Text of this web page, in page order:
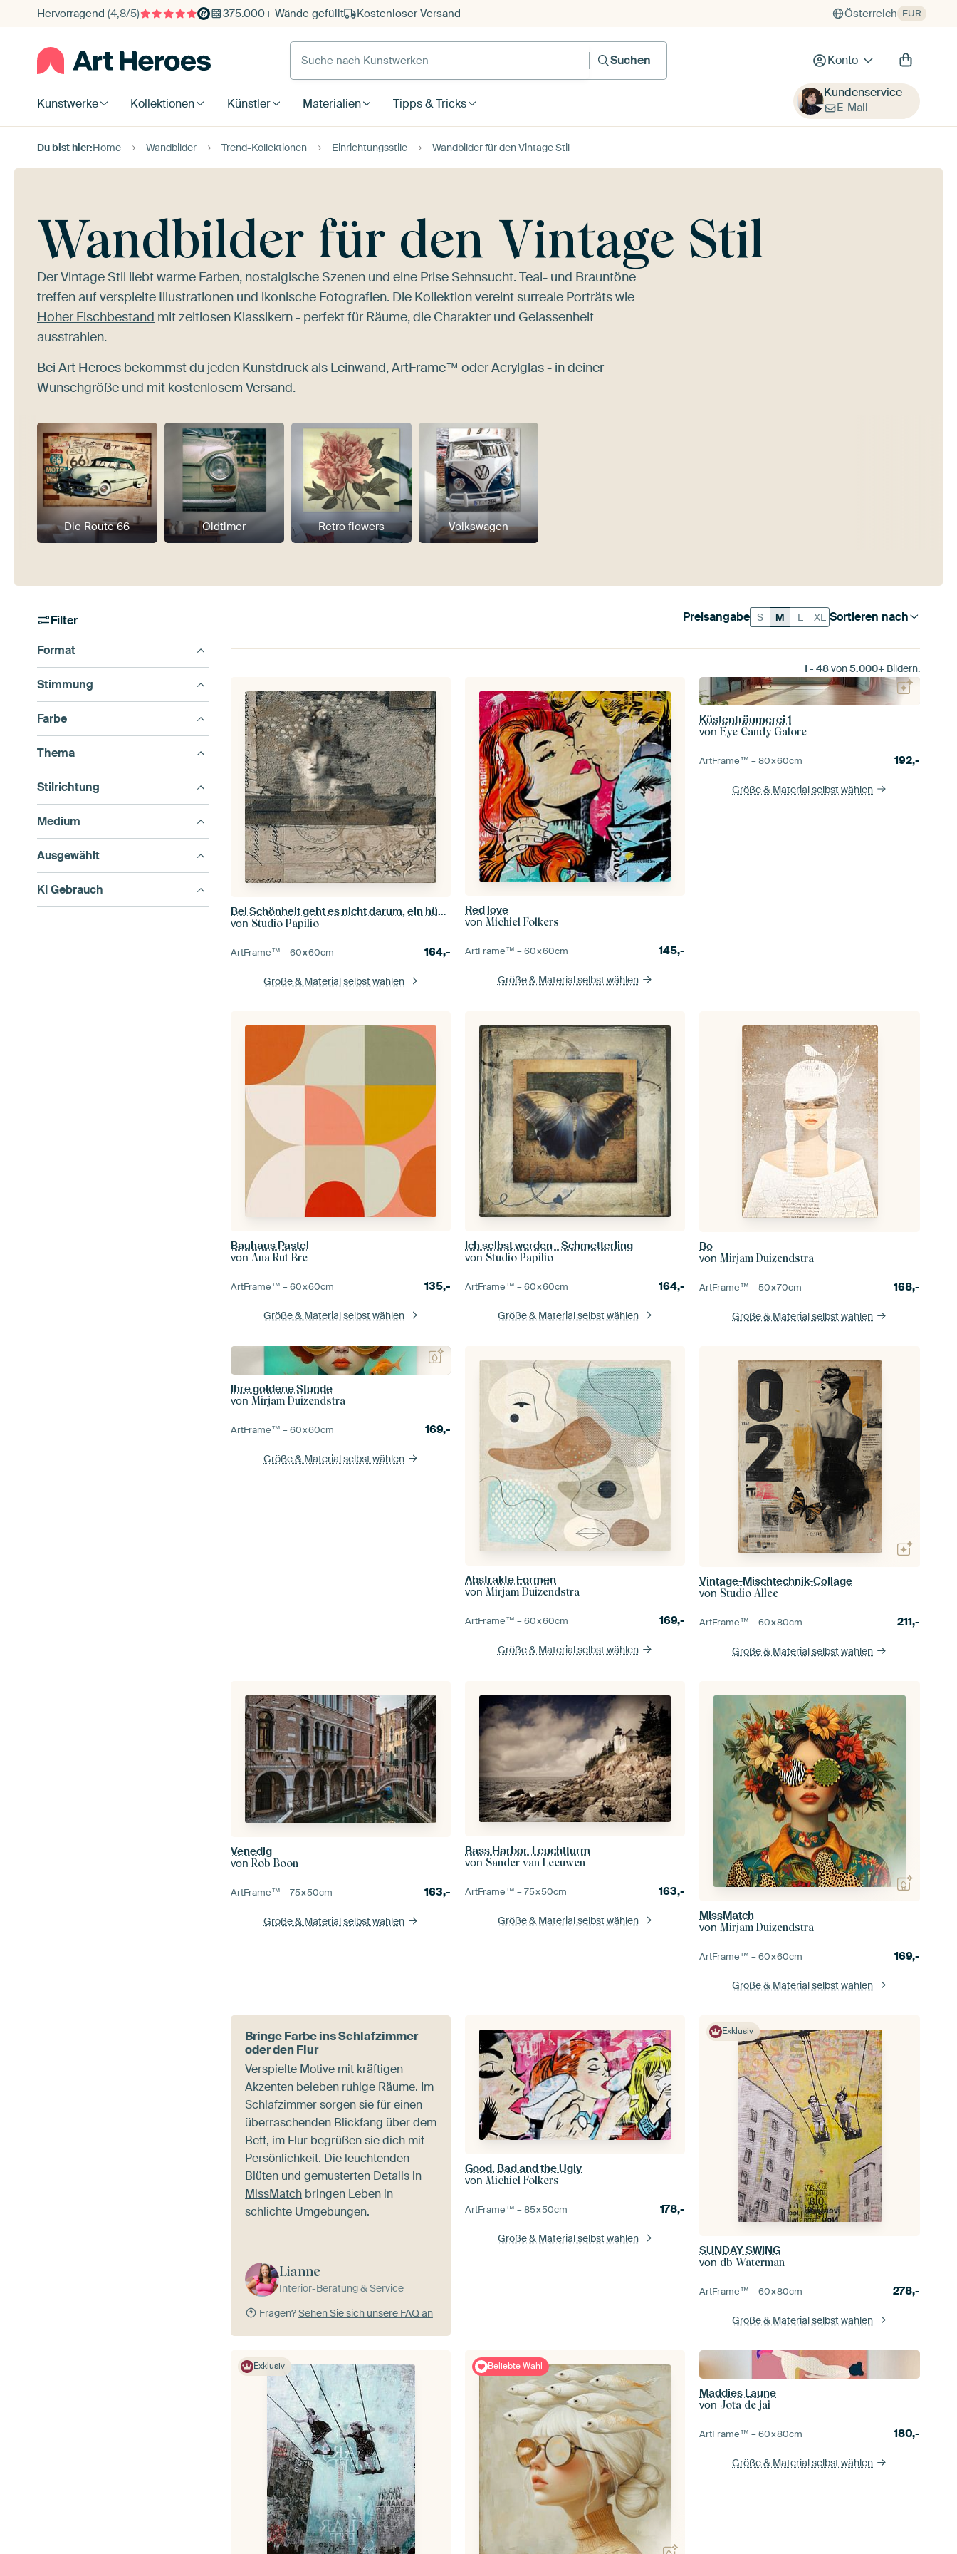
Hervorragend (4,8/5) 375.000+ Wände gefüllt Kostenloser Versand Österreich EUR
Suche nach Kunstwerken
Suchen
Konto
Kunstwerke Kollektionen Künstler Materialien Tipps & Tricks
Kundenservice
E-Mail
Du bist hier:Home Wandbilder Trend-Kollektionen Einrichtungsstile Wandbilder für den Vintage Stil
Wandbilder für den Vintage Stil
Der Vintage Stil liebt warme Farben, nostalgische Szenen und eine Prise Sehnsucht. Teal- und Brauntöne
treffen auf verspielte Illustrationen und ikonische Fotografien. Die Kollektion vereint surreale Porträts wie
Hoher Fischbestand mit zeitlosen Klassikern - perfekt für Räume, die Charakter und Gelassenheit
ausstrahlen.
Bei Art Heroes bekommst du jeden Kunstdruck als Leinwand,ArtFrame™ oderAcrylglas- in deiner
Wunschgröße und mit kostenlosem Versand.
Die Route 66 Oldtimer Retro flowers Volkswagen
Filter
Format
Stimmung
Farbe
Thema
Stilrichtung
Medium
Ausgewählt
KI Gebrauch
Sortieren nach
Preisangabe S M L XL
1 - 48von5.000+Bildern.
Bei Schönheit geht es nicht darum, ein hübsches Gesicht zu haben.
von Studio Papilio
ArtFrame™ –60×60cm 164,-
Größe & Material selbst wählen
Red love
vonMichiel Folkers
ArtFrame™ –60×60cm 145,-
Größe & Material selbst wählen
Küstenträumerei 1
vonEye Candy Galore
ArtFrame™ –80×60cm 192,-
Größe & Material selbst wählen
Bauhaus Pastel
vonAna Rut Bre
ArtFrame™ –60×60cm 135,-
Größe & Material selbst wählen
Ich selbst werden - Schmetterling
von Studio Papilio
ArtFrame™ –60×60cm 164,-
Größe & Material selbst wählen
Bo
vonMirjam Duizendstra
ArtFrame™ –50×70cm 168,-
Größe & Material selbst wählen
Ihre goldene Stunde
vonMirjam Duizendstra
ArtFrame™ –60×60cm 169,-
Größe & Material selbst wählen
Abstrakte Formen
vonMirjam Duizendstra
ArtFrame™ –60×60cm 169,-
Größe & Material selbst wählen
Vintage-Mischtechnik-Collage
von Studio Allee
ArtFrame™ –60×80cm 211,-
Größe & Material selbst wählen
Venedig
vonRob Boon
ArtFrame™ –75×50cm 163,-
Größe & Material selbst wählen
Bass Harbor-Leuchtturm
von Sander van Leeuwen
ArtFrame™ –75×50cm 163,-
Größe & Material selbst wählen
MissMatch
vonMirjam Duizendstra
ArtFrame™ –60×60cm 169,-
Größe & Material selbst wählen
Bringe Farbe ins Schlafzimmer
oder den Flur
Verspielte Motive mit kräftigen
Akzenten beleben ruhige Räume. Im
Schlafzimmer sorgen sie für einen
überraschenden Blickfang über dem
Bett, im Flur begrüßen sie dich mit
Persönlichkeit. Die leuchtenden
Blüten und gemusterten Details in
MissMatch bringen Leben in
schlichte Umgebungen.
Lianne
Interior-Beratung & Service
Fragen?Sehen Sie sich unsere FAQ an
Good, Bad and the Ugly
vonMichiel Folkers
ArtFrame™ –85×50cm 178,-
Größe & Material selbst wählen
Exklusiv
SUNDAY SWING
von db Waterman
ArtFrame™ –60×80cm 278,-
Größe & Material selbst wählen
Exklusiv Beliebte Wahl
Maddies Laune
von Jota de jai
ArtFrame™ –60×80cm 180,-
Größe & Material selbst wählen